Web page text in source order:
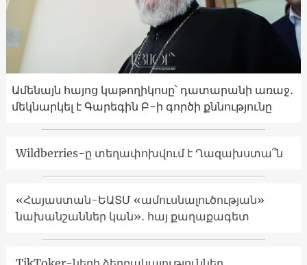
Ամենայն հայոց կաթողիկոսը՝ դատարանի առաջ․
մեկնարկել է Գարեգին Բ-ի գործի քննությունը
Wildberries-ը տեղափոխվում է Ղազախստա՞ն
«Հայաստան-ԵԱՏՄ «ամուսնալուծության»
նախանշաններ կան»․ հայ քաղաքագետ